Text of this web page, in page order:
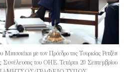
με τον Πρόεδρο της Τουρκίας Ρετζέπ
Συνέλευσης του ΟΗΕ. Τετάρτη 20 Σεπτεμβρίου